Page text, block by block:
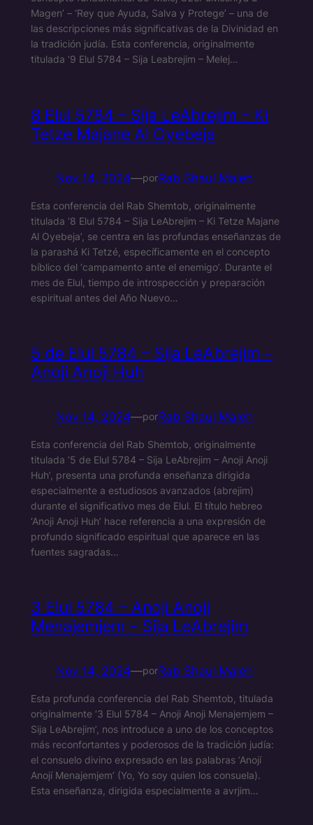
Magen’ – ‘Rey que Ayuda, Salva y Protege’ – una de
las descripciones más significativas de la Divinidad en
la tradición judía. Esta conferencia, originalmente
titulada ‘9 Elul 5784 – Sija Leabrejim – Melej…
8 Elul 5784 – Sija LeAbrejim – Ki
Tetze Majane Al Oyebeja
Nov 14, 2024—porRab Shaul Maleh
Esta conferencia del Rab Shemtob, originalmente
titulada ‘8 Elul 5784 – Sija LeAbrejim – Ki Tetze Majane
Al Oyebeja’, se centra en las profundas enseñanzas de
la parashá Ki Tetzé, específicamente en el concepto
bíblico del ‘campamento ante el enemigo’. Durante el
mes de Elul, tiempo de introspección y preparación
espiritual antes del Año Nuevo…
5 de Elul 5784 – Sija LeAbrejim –
Anoji Anoji Huh
Nov 14, 2024—porRab Shaul Maleh
Esta conferencia del Rab Shemtob, originalmente
titulada ‘5 de Elul 5784 – Sija LeAbrejim – Anoji Anoji
Huh’, presenta una profunda enseñanza dirigida
especialmente a estudiosos avanzados (abrejim)
durante el significativo mes de Elul. El título hebreo
‘Anoji Anoji Huh’ hace referencia a una expresión de
profundo significado espiritual que aparece en las
fuentes sagradas…
3 Elul 5784 – Anoji Anoji
Menajemjem – Sija LeAbrejim
Nov 14, 2024—porRab Shaul Maleh
Esta profunda conferencia del Rab Shemtob, titulada
originalmente ‘3 Elul 5784 – Anoji Anoji Menajemjem –
Sija LeAbrejim’, nos introduce a uno de los conceptos
más reconfortantes y poderosos de la tradición judía:
el consuelo divino expresado en las palabras ‘Anojí
Anojí Menajemjem’ (Yo, Yo soy quien los consuela).
Esta enseñanza, dirigida especialmente a avrjim…